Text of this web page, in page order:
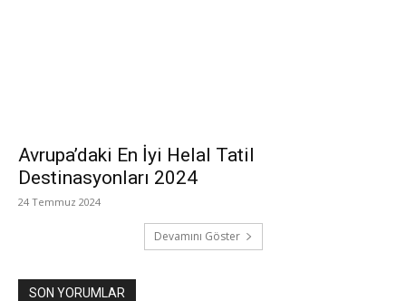
Avrupa’daki En İyi Helal Tatil
Destinasyonları 2024
24 Temmuz 2024
Devamını Göster
SON YORUMLAR